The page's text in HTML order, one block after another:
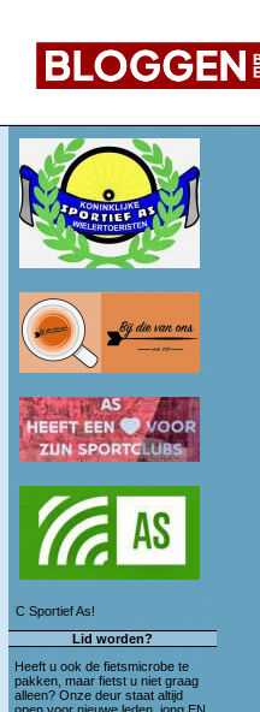
As!
Lid worden?
Heeft u ook de fietsmicrobe te
pakken, maar fietst u niet graag
alleen? Onze deur staat altijd